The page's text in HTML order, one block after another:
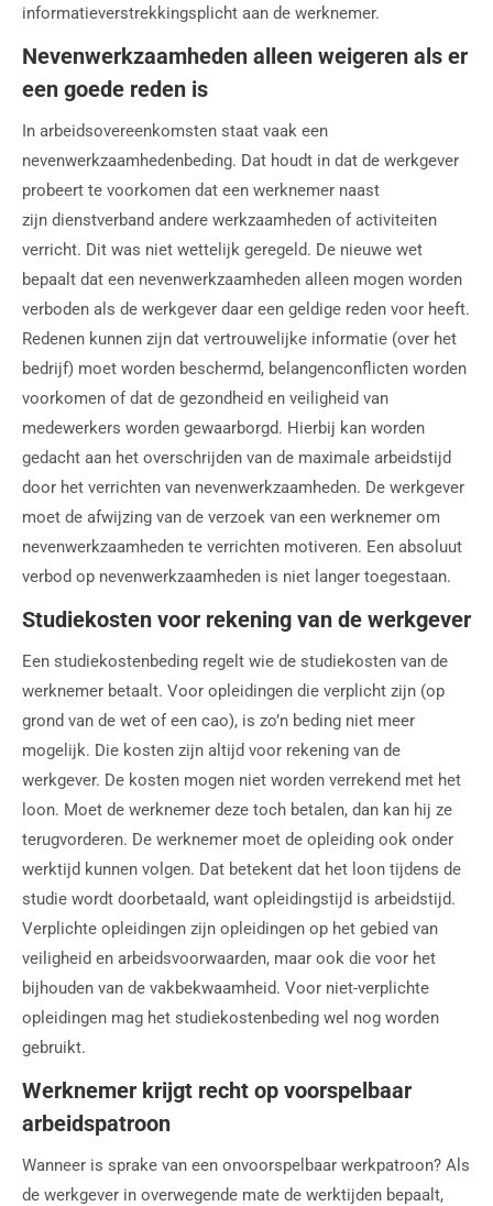
informatieverstrekkingsplicht aan de werknemer.
Nevenwerkzaamheden alleen weigeren als er
een goede reden is
In arbeidsovereenkomsten staat vaak een
nevenwerkzaamhedenbeding. Dat houdt in dat de werkgever
probeert te voorkomen dat een werknemer naast
zijn dienstverband andere werkzaamheden of activiteiten
verricht. Dit was niet wettelijk geregeld. De nieuwe wet
bepaalt dat een nevenwerkzaamheden alleen mogen worden
verboden als de werkgever daar een geldige reden voor heeft.
Redenen kunnen zijn dat vertrouwelijke informatie (over het
bedrijf) moet worden beschermd, belangenconflicten worden
voorkomen of dat de gezondheid en veiligheid van
medewerkers worden gewaarborgd. Hierbij kan worden
gedacht aan het overschrijden van de maximale arbeidstijd
door het verrichten van nevenwerkzaamheden. De werkgever
moet de afwijzing van de verzoek van een werknemer om
nevenwerkzaamheden te verrichten motiveren. Een absoluut
verbod op nevenwerkzaamheden is niet langer toegestaan.
Studiekosten voor rekening van de werkgever
Een studiekostenbeding regelt wie de studiekosten van de
werknemer betaalt. Voor opleidingen die verplicht zijn (op
grond van de wet of een cao), is zo’n beding niet meer
mogelijk. Die kosten zijn altijd voor rekening van de
werkgever. De kosten mogen niet worden verrekend met het
loon. Moet de werknemer deze toch betalen, dan kan hij ze
terugvorderen. De werknemer moet de opleiding ook onder
werktijd kunnen volgen. Dat betekent dat het loon tijdens de
studie wordt doorbetaald, want opleidingstijd is arbeidstijd.
Verplichte opleidingen zijn opleidingen op het gebied van
veiligheid en arbeidsvoorwaarden, maar ook die voor het
bijhouden van de vakbekwaamheid. Voor niet-verplichte
opleidingen mag het studiekostenbeding wel nog worden
gebruikt.
Werknemer krijgt recht op voorspelbaar
arbeidspatroon
Wanneer is sprake van een onvoorspelbaar werkpatroon? Als
de werkgever in overwegende mate de werktijden bepaalt,